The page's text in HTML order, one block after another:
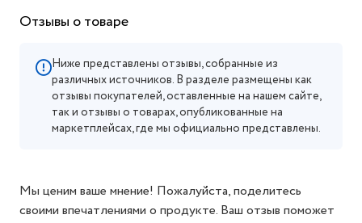
Отзывы о товаре
Ниже представлены отзывы, собранные из
различных источников. В разделе размещены как
отзывы покупателей, оставленные на нашем сайте,
так и отзывы о товарах, опубликованные на
маркетплейсах, где мы официально представлены.
Мы ценим ваше мнение! Пожалуйста, поделитесь
своими впечатлениями о продукте. Ваш отзыв поможет